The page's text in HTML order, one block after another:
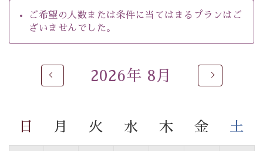
滞在いただけるよう
30項目以上からなる独自の衛生・消毒プログラムの基、
徹底した衛生管理を行っております。
■内容&特典■
・諏訪大社4社を巡る無料参拝バス（事前予約制）
・館内着をご用意
ご希望の人数または条件に当てはまるプランはご
ざいませんでした。
2026年 8月
日 月 火 水 木 金 土